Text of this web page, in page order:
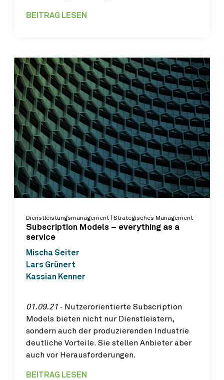
BEITRAG LESEN
Dienstleistungsmanagement | Strategisches Management
Subscription Models – everything as a
service
Mischa Seiter
Lars Grünert
Kassian Kenner
01.09.21 ‐ Nutzerorientierte Subscription
Models bieten nicht nur Dienstleistern,
sondern auch der produzierenden Industrie
deutliche Vorteile. Sie stellen Anbieter aber
auch vor Herausforderungen.
BEITRAG LESEN